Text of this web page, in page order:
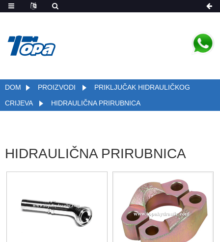
DOM PROIZVODI
PRIKLJUČAK HIDRAULIČKOG
CRIJEVA
HIDRAULIČNA PRIRUBNICA
HIDRAULIČNA PRIRUBNICA